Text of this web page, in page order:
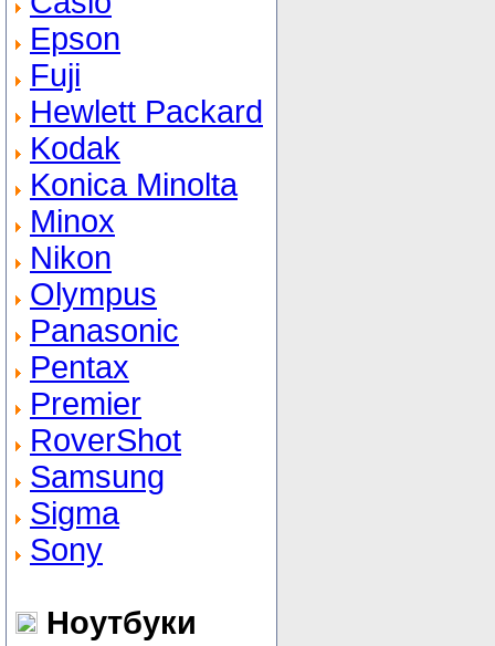
Epson
Fuji
Hewlett Packard
Kodak
Konica Minolta
Minox
Nikon
Olympus
Panasonic
Pentax
Premier
RoverShot
Samsung
Sigma
Sony
Ноутбуки